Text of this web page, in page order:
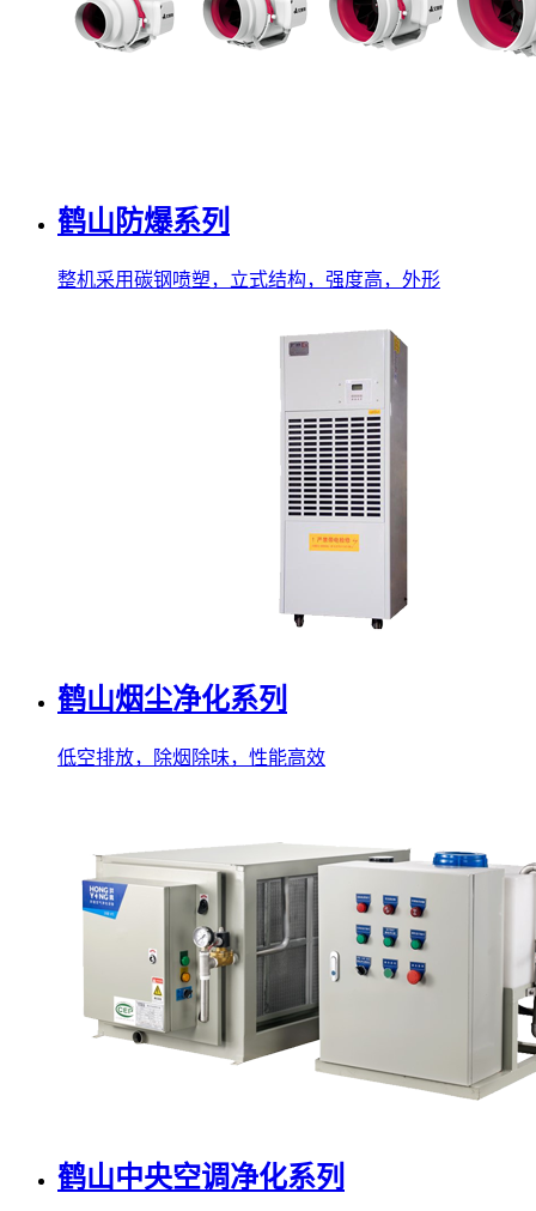
鹤山防爆系列
整机采用碳钢喷塑，立式结构，强度高，外形
鹤山烟尘净化系列
低空排放，除烟除味，性能高效
鹤山中央空调净化系列